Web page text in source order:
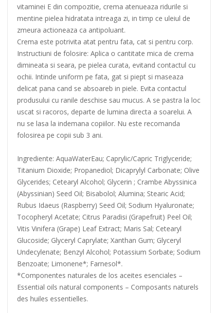
vitaminei E din compozitie, crema atenueaza ridurile si
mentine pielea hidratata intreaga zi, in timp ce uleiul de
zmeura actioneaza ca antipoluant.
Crema este potrivita atat pentru fata, cat si pentru corp.
Instructiuni de folosire: Aplica o cantitate mica de crema
dimineata si seara, pe pielea curata, evitand contactul cu
ochii. Intinde uniform pe fata, gat si piept si maseaza
delicat pana cand se absoareb in piele. Evita contactul
produsului cu ranile deschise sau mucus. A se pastra la loc
uscat si racoros, departe de lumina directa a soarelui. A
nu se lasa la indemana copiilor. Nu este recomanda
folosirea pe copii sub 3 ani.
Ingrediente: AquaWaterEau; Caprylic/Capric Triglyceride;
Titanium Dioxide; Propanediol; Dicaprylyl Carbonate; Olive
Glycerides; Cetearyl Alcohol; Glycerin ; Crambe Abyssinica
(Abyssinian) Seed Oil; Bisabolol; Alumina; Stearic Acid;
Rubus Idaeus (Raspberry) Seed Oil; Sodium Hyaluronate;
Tocopheryl Acetate; Citrus Paradisi (Grapefruit) Peel Oil;
Vitis Vinifera (Grape) Leaf Extract; Maris Sal; Cetearyl
Glucoside; Glyceryl Caprylate; Xanthan Gum; Glyceryl
Undecylenate; Benzyl Alcohol; Potassium Sorbate; Sodium
Benzoate; Limonene*; Farnesol*.
*Componentes naturales de los aceites esenciales –
Essential oils natural components – Composants naturels
des huiles essentielles.